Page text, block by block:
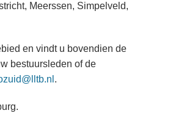
Meerssen, Simpelveld,
en vindt u bovendien de
bestuursleden of de
.